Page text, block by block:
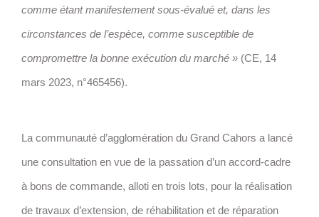
comme étant manifestement sous-évalué et, dans les
circonstances de l’espèce, comme susceptible de
compromettre la bonne exécution du marché » (CE, 14
mars 2023, n°465456).
La communauté d’agglomération du Grand Cahors a lancé
une consultation en vue de la passation d’un accord-cadre
à bons de commande, alloti en trois lots, pour la réalisation
de travaux d’extension, de réhabilitation et de réparation